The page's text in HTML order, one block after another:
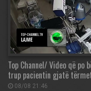
Top Channel/ Video që
trup pacientin gjatë
08/08 21:46